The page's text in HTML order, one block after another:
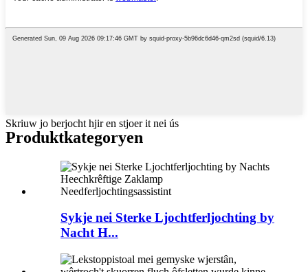
Skriuw jo berjocht hjir en stjoer it nei ús
Produktkategoryen
Sykje nei Sterke Ljochtferljochting by
Nacht H...